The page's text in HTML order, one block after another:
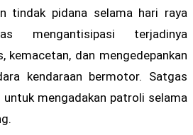
tindak pidana selama hari raya
mengantisipasi terjadinya
kemacetan, dan mengedepankan
kendaraan bermotor. Satgas
untuk mengadakan patroli selama